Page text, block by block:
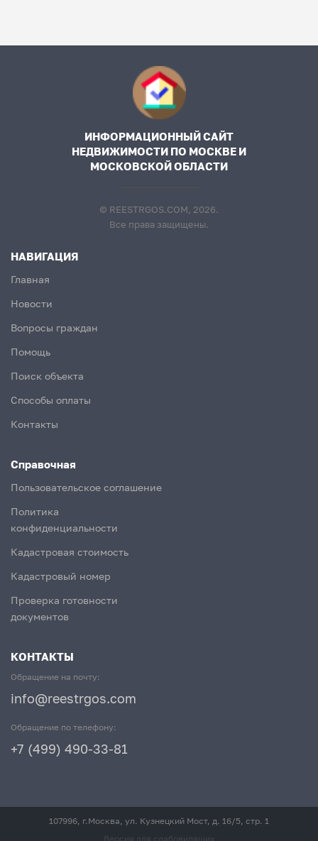
ИНФОРМАЦИОННЫЙ САЙТ
НЕДВИЖИМОСТИ ПО МОСКВЕ И
МОСКОВСКОЙ ОБЛАСТИ
© REESTRGOS.COM, 2026.
Все права защищены.
НАВИГАЦИЯ
Главная
Новости
Вопросы граждан
Помощь
Поиск объекта
Способы оплаты
Контакты
Справочная
Пользовательское соглашение
Политика
конфиденциальности
Кадастровая стоимость
Кадастровый номер
Проверка готовности
документов
КОНТАКТЫ
Обращение на почту:
info@reestrgos.com
Обращение по телефону:
+7 (499) 490-33-81
107996, г.Москва, ул. Кузнецкий Мост, д. 16/5, стр. 1
Версия для слабовидящих